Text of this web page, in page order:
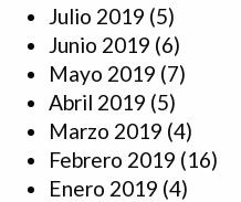
Julio 2019 (5)
Junio 2019 (6)
Mayo 2019 (7)
Abril 2019 (5)
Marzo 2019 (4)
Febrero 2019 (16)
Enero 2019 (4)